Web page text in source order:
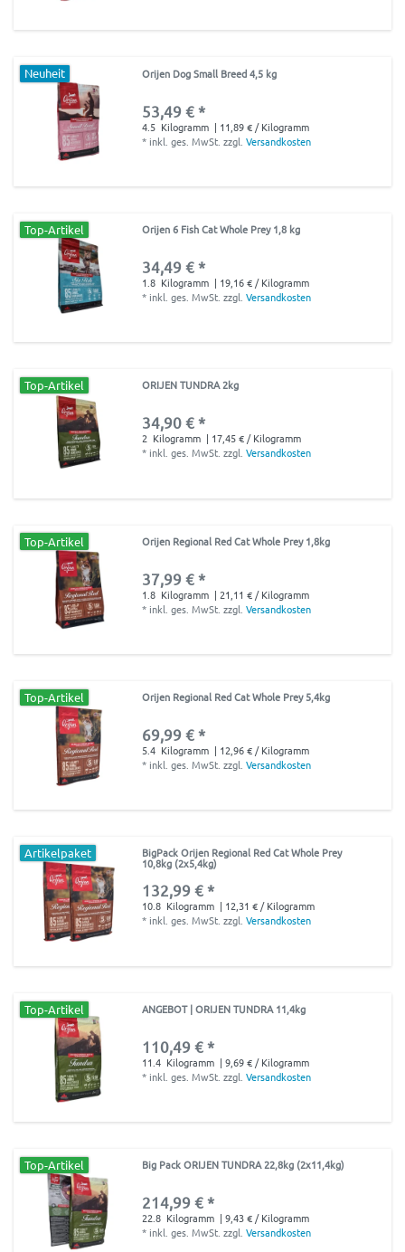
Neuheit Orijen Dog Small Breed 4,5 kg
53,49 € *
4.5 Kilogramm | 11,89 € / Kilogramm
* inkl. ges. MwSt. zzgl.Versandkosten
Top-Artikel Orijen 6 Fish Cat Whole Prey 1,8 kg
34,49 € *
1.8 Kilogramm | 19,16 € / Kilogramm
* inkl. ges. MwSt. zzgl.Versandkosten
Top-Artikel ORIJEN TUNDRA 2kg
34,90 € *
2 Kilogramm | 17,45 € / Kilogramm
* inkl. ges. MwSt. zzgl.Versandkosten
Top-Artikel Orijen Regional Red Cat Whole Prey 1,8kg
37,99 € *
1.8 Kilogramm | 21,11 € / Kilogramm
* inkl. ges. MwSt. zzgl.Versandkosten
Top-Artikel Orijen Regional Red Cat Whole Prey 5,4kg
69,99 € *
5.4 Kilogramm | 12,96 € / Kilogramm
* inkl. ges. MwSt. zzgl.Versandkosten
Artikelpaket BigPack Orijen Regional Red Cat Whole Prey
10,8kg (2x5,4kg)
132,99 € *
10.8 Kilogramm | 12,31 € / Kilogramm
* inkl. ges. MwSt. zzgl.Versandkosten
Top-Artikel ANGEBOT | ORIJEN TUNDRA 11,4kg
110,49 € *
11.4 Kilogramm | 9,69 € / Kilogramm
* inkl. ges. MwSt. zzgl.Versandkosten
Top-Artikel Big Pack ORIJEN TUNDRA 22,8kg (2x11,4kg)
214,99 € *
22.8 Kilogramm | 9,43 € / Kilogramm
* inkl. ges. MwSt. zzgl.Versandkosten